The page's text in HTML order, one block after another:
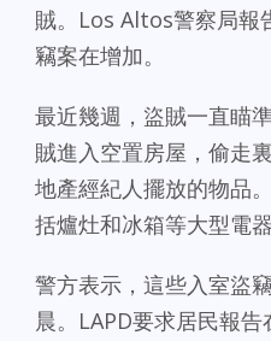
賊。Los Altos警察局報
竊案在增加。
最近幾週，盜賊一直瞄
賊進入空置房屋，偷走
地產經紀人擺放的物品
括爐灶和冰箱等大型電器
警方表示，這些入室盜
晨。LAPD要求居民報